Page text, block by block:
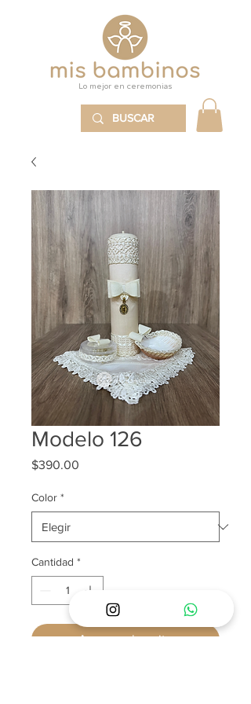
Lo mejor en ceremonias
Modelo 126
$390.00
Color *
Cantidad *
Agregar al carrito